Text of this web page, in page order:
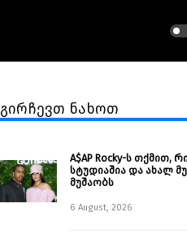
გირჩევთ ნახოთ
A$AP Rocky-ს თქმით,
სტუდიაშია და ახალ
მუშაობს
6 August, 2026